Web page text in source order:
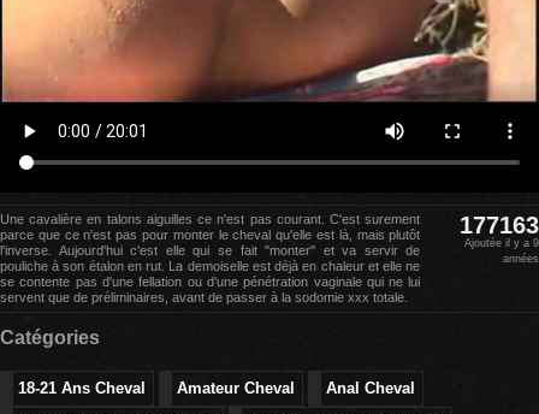
Une cavalière en talons aiguilles ce n'est pas courant. C'est surement
parce que ce n'est pas pour monter le cheval qu'elle est là, mais plutôt
l'inverse. Aujourd'hui c'est elle qui se fait "monter" et va servir de
pouliche à son étalon en rut. La demoiselle est déjà en chaleur et elle ne
se contente pas d'une fellation ou d'une pénétration vaginale qui ne lui
servent que de préliminaires, avant de passer à la sodomie xxx totale.
177163
Ajoutée il y a 9
années
Catégories
18-21 Ans Cheval Amateur Cheval
Anal Cheval